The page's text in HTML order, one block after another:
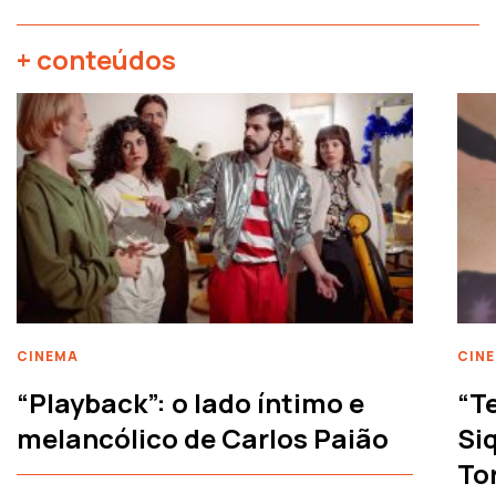
+ conteúdos
CINEMA
“Playback”: o lado íntimo e
melancólico de Carlos Paião